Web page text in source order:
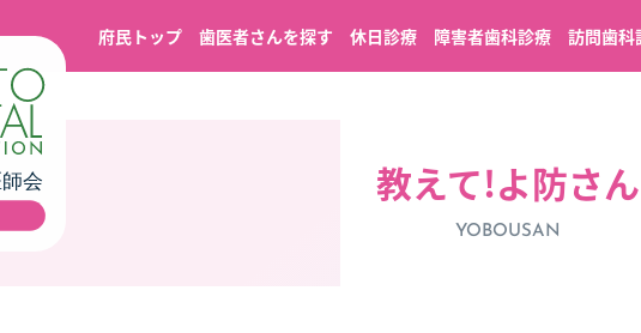
府民トップ 歯医者さんを探す 休日診療 障害者歯科診療 訪問歯科
教えて!よ防さん
YOBOUSAN